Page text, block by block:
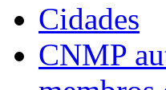
Cidades
CNMP